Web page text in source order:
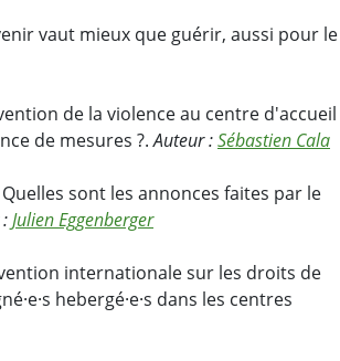
vaut mieux que guérir, aussi pour le
de la violence au centre d'accueil
de mesures ?.Auteur :Sébastien Cala
sont les annonces faites par le
Julien Eggenberger
internationale sur les droits de
hebergé·e·s dans les centres